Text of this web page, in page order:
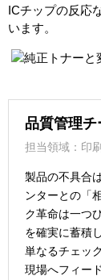
ICチップの反応
います。
品質管理チ
担当領域：印
製品の不具合
ンターとの「
ク革命は一つ
を確実に蓄積
単なるチェッ
現場へフィー